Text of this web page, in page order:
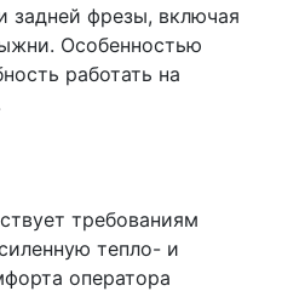
задней фрезы, включая
Особенностью
работать на
требованиям
тепло- и
оператора